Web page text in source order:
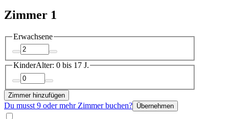
Zimmer 1
Erwachsene
KinderAlter: 0 bis 17 J.
Zimmer hinzufügen
Du musst 9 oder mehr Zimmer buchen? Übernehmen